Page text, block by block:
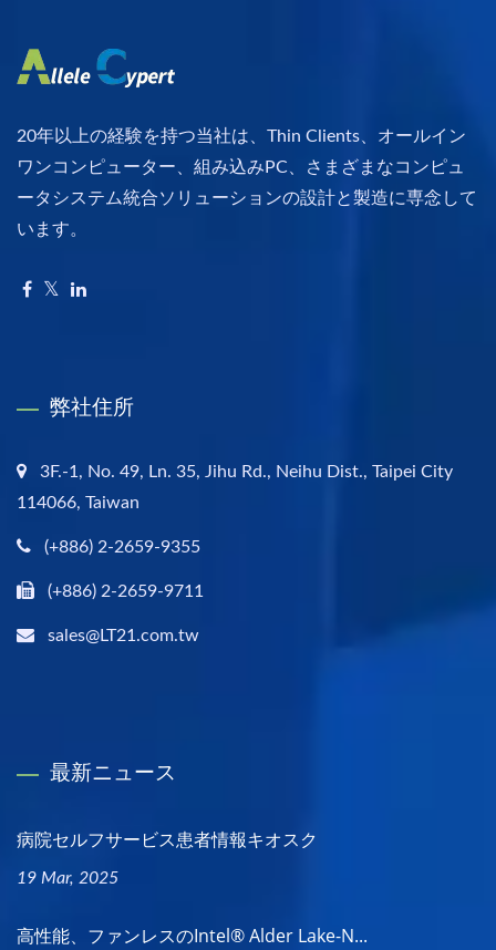
20年以上の経験を持つ当社は、Thin Clients、オールイン
ワンコンピューター、組み込みPC、さまざまなコンピュ
ータシステム統合ソリューションの設計と製造に専念して
います。
弊社住所
3F.-1, No. 49, Ln. 35, Jihu Rd., Neihu Dist., Taipei City
114066, Taiwan
(+886) 2-2659-9355
(+886) 2-2659-9711
sales@LT21.com.tw
最新ニュース
病院セルフサービス患者情報キオスク
19 Mar, 2025
高性能、ファンレスのIntel® Alder Lake-N...